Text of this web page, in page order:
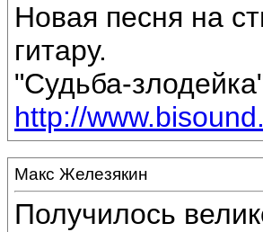
Новая песня на
гитару.
"Судьба-
http://
Макс Железякин
Получилось